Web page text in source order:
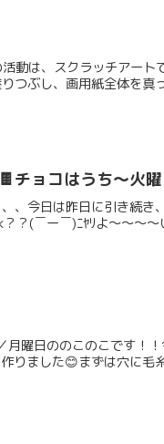
動は、スクラッチアー
つぶし、画用紙全体を
チョコはうち～火
、今日は昨日に引き続
？(￣ー￣)ﾆﾔﾘよ～～～
曜日ののこのこです！
りました😊まずは穴に